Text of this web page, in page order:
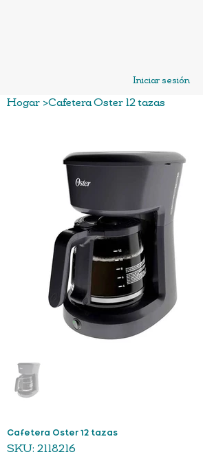
Iniciar sesión
Hogar >Cafetera Oster 12 tazas
Cafetera Oster 12 tazas
SKU: SKU
2118216
2118216